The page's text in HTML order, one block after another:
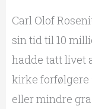
Carl Olof
sin tid til 10
hadde tatt livet
kirke forfølgere
eller mindre